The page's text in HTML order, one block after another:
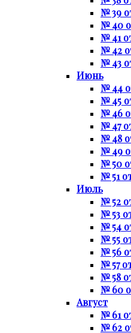
№ 39
№ 40
№ 41
№ 42
№ 43
Июнь
№ 44
№ 45
№ 46
№ 47
№ 48
№ 49
№ 50
№ 51
Июль
№ 52
№ 53
№ 54
№ 55
№ 56
№ 57
№ 58
№ 60
Август
№ 61
№ 62